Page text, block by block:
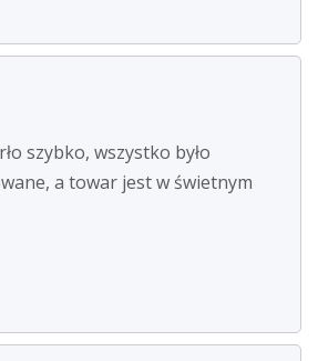
szybko, wszystko było
a towar jest w świetnym